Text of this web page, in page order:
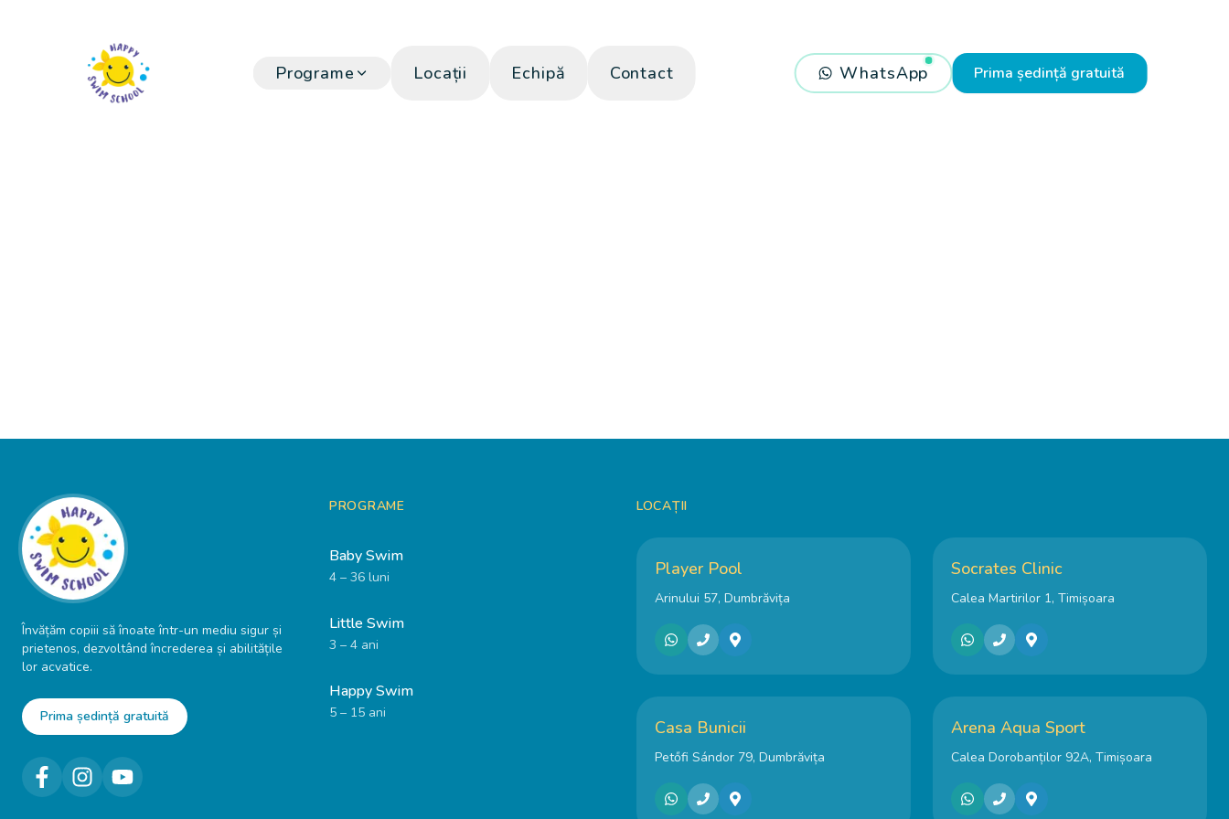
Programe Locații Echipă Contact WhatsApp Prima ședință gratuită
Învățăm copiii să înoate într-un mediu sigur și
prietenos, dezvoltând încrederea și abilitățile
lor acvatice.
Prima ședință gratuită
PROGRAME
Baby Swim
4 – 36 luni
Little Swim
3 – 4 ani
Happy Swim
5 – 15 ani
LOCAȚII
Player Pool
Arinului 57, Dumbrăvița
Socrates Clinic
Calea Martirilor 1, Timișoara
Casa Bunicii
Petőfi Sándor 79, Dumbrăvița
Arena Aqua Sport
Calea Dorobanților 92A, Timișoara